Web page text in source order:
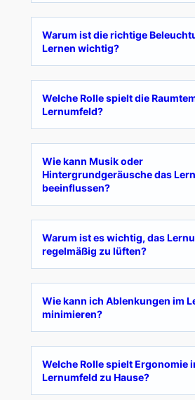
Warum ist die richtige
Lernen wichtig?
Welche Rolle spielt die
Lernumfeld?
Wie kann Musik oder
Hintergrundgeräusche das
beeinflussen?
Warum ist es wichtig, das
regelmäßig zu lüften?
Wie kann ich Ablenkungen im
minimieren?
Welche Rolle spielt Ergonomie
Lernumfeld zu Hause?